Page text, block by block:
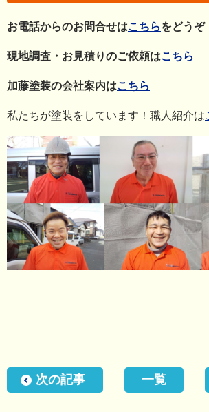
お電話からのお問合せはこちらをどうぞ
現地調査・お見積りのご依頼はこちら
加藤塗装の会社案内はこちら
私たちが塗装をしています！職人紹介は
次の記事 一覧